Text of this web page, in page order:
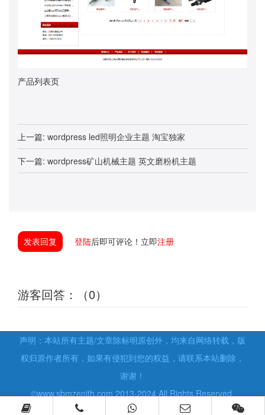
产品列表页
上一篇: wordpress led照明企业主题 淘宝独家
下一篇: wordpress矿山机械主题 英文磨粉机主题
发表回复 登陆后即可评论！立即注册
游客回答：（0）
声明：本站所有主题/文章除标明原创外，均来自网络转载，版
权归原作者所有，如果有侵犯到您的权益，请联系本站删除，
谢谢！
©www.sbmzenith.com 2013-2024 All Rights Reserved.
豫ICP备15009393号